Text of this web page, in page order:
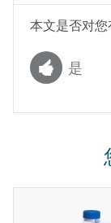
本文是否对您
是